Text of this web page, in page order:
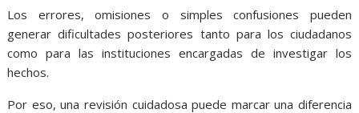
Los errores, omisiones o simples confusiones pueden
generar dificultades posteriores tanto para los ciudadanos
como para las instituciones encargadas de investigar los
hechos.
Por eso, una revisión cuidadosa puede marcar una diferencia